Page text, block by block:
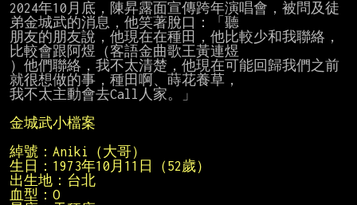
2024年10月底，陳昇露面宣傳跨年演唱會，被問及徒
弟金城武的消息，他笑著脫口：「聽
朋友的朋友說，他現在在種田，他比較少和我聯絡，
比較會跟阿煜（客語金曲歌王黃連煜
）他們聯絡，我不太清楚，他現在可能回歸我們之前
就很想做的事，種田啊、蒔花養草，
我不太主動會去Call人家。」